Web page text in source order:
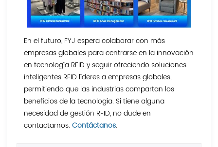
En el futuro, FYJ espera colaborar con más
empresas globales para centrarse en la innovación
en tecnología RFID y seguir ofreciendo soluciones
inteligentes RFID líderes a empresas globales,
permitiendo que las industrias compartan los
beneficios de la tecnología. Si tiene alguna
necesidad de gestión RFID, no dude en
contactarnos.Contáctanos.